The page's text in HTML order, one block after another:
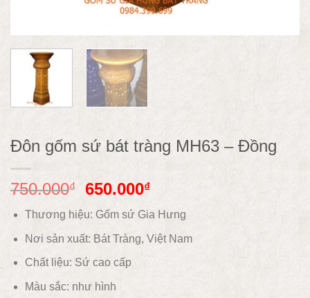
Đôn gốm sứ bát tràng MH63 – Đồng
750.000₫ 650.000₫
Thương hiệu: Gốm sứ Gia Hưng
Nơi sản xuất: Bát Tràng, Việt Nam
Chất liệu: Sứ cao cấp
Màu sắc: như hình